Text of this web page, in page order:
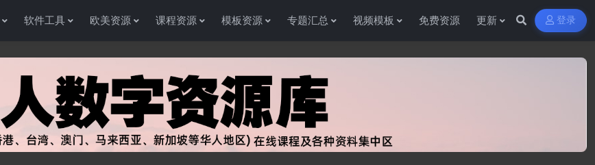
软件工具 欧美资源 课程资源 模板资源 专题汇总 视频模板 免费资源 更新 登录